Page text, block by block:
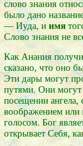
слово знания
было дано
— Иуда, и имя
Слово знания не
Как Анания
сказано, что оно
Эти дары могут
путями. Они
посещении
воображением
голосом. Бог
открывает Себя,